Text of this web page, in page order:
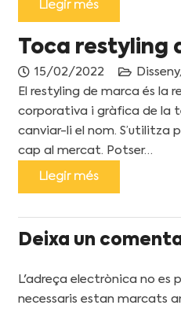
Llegir més
Toca restyling
15/02/2022 Disseny,
El restyling de marca és la
corporativa i gràfica de la
canviar-li el nom. S’utilitza
cap al mercat. Potser…
Llegir més
Deixa un
L'adreça electrònica no es
necessaris estan marcats